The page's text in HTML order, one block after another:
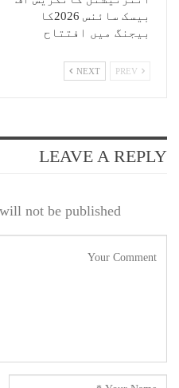
بیسک سائنس 2026کا
بیجنگ میں افتتاح
NEXT
LEAVE A REPLY
not be published.